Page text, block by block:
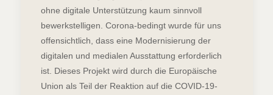
ohne digitale Unterstützung kaum sinnvoll
bewerkstelligen. Corona-bedingt wurde für uns
offensichtlich, dass eine Modernisierung der
digitalen und medialen Ausstattung erforderlich
ist. Dieses Projekt wird durch die Europäische
Union als Teil der Reaktion auf die COVID-19-